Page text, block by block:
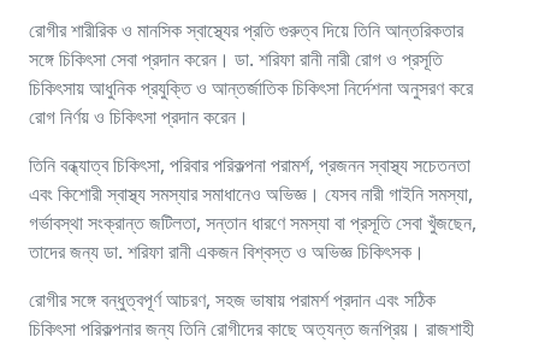
রোগীর শারীরিক ও মানসিক স্বাস্থ্যের প্রতি গুরুত্ব দিয়ে তিনি আন্তরিকতার
সঙ্গে চিকিৎসা সেবা প্রদান করেন। ডা. শরিফা রানী নারী রোগ ও প্রসূতি
চিকিৎসায় আধুনিক প্রযুক্তি ও আন্তর্জাতিক চিকিৎসা নির্দেশনা অনুসরণ করে
রোগ নির্ণয় ও চিকিৎসা প্রদান করেন।
তিনি বন্ধ্যাত্ব চিকিৎসা, পরিবার পরিকল্পনা পরামর্শ, প্রজনন স্বাস্থ্য সচেতনতা
এবং কিশোরী স্বাস্থ্য সমস্যার সমাধানেও অভিজ্ঞ। যেসব নারী গাইনি সমস্যা,
গর্ভাবস্থা সংক্রান্ত জটিলতা, সন্তান ধারণে সমস্যা বা প্রসূতি সেবা খুঁজছেন,
তাদের জন্য ডা. শরিফা রানী একজন বিশ্বস্ত ও অভিজ্ঞ চিকিৎসক।
রোগীর সঙ্গে বন্ধুত্বপূর্ণ আচরণ, সহজ ভাষায় পরামর্শ প্রদান এবং সঠিক
চিকিৎসা পরিকল্পনার জন্য তিনি রোগীদের কাছে অত্যন্ত জনপ্রিয়। রাজশাহী